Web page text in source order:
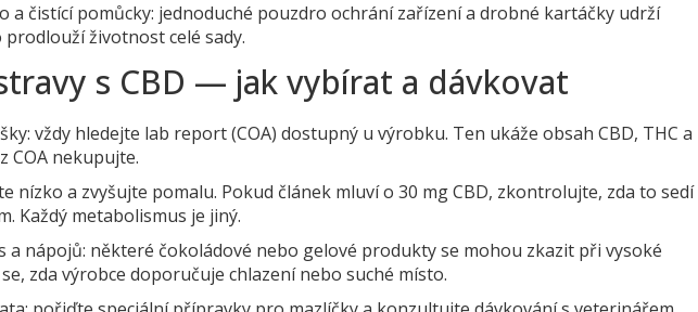
a čistící pomůcky: jednoduché pouzdro ochrání zařízení a drobné kartáčky udrží
životnost celé sady.
s CBD — jak vybírat a dávkovat
vždy hledejte lab report (COA) dostupný u výrobku. Ten ukáže obsah CBD, THC a
COA nekupujte.
nízko a zvyšujte pomalu. Pokud článek mluví o 30 mg CBD, zkontrolujte, zda to sedí
Každý metabolismus je jiný.
a nápojů: některé čokoládové nebo gelové produkty se mohou zkazit při vysoké
zda výrobce doporučuje chlazení nebo suché místo.